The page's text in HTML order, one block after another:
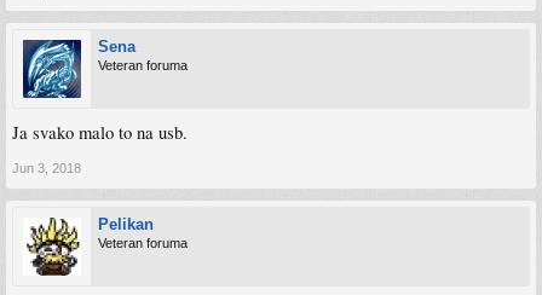
Sena
Veteran foruma
Ja svako malo to na usb.
Jun 3, 2018
Pelikan
Veteran foruma